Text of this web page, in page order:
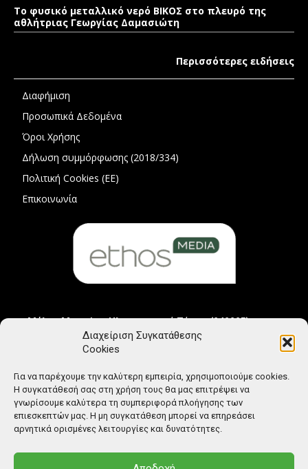
Διαχείριση Συγκατάθεσης
Cookies
Για να παρέχουμε την καλύτερη εμπειρία, χρησιμοποιούμε cookies.
Η συγκατάθεσή σας στη χρήση τους θα μας επιτρέψει να
γνωρίσουμε καλύτερα τη συμπεριφορά πλοήγησης των
επιεσκεπτών μας. Η μη συγκατάθεση μπορεί να επηρεάσει
αρνητικά ορισμένες λειτουργίες και δυνατότητες.
Το φυσικό μεταλλικό νερό ΒΙΚΟΣ στο πλευρό της
αθλήτριας Γεωργίας Δαμασιώτη
Περισσότερες ειδήσεις
Διαφήμιση
Προσωπικά Δεδομένα
Όροι Χρήσης
Δήλωση συμμόρφωσης (2018/334)
Πολιτική Cookies (ΕΕ)
Επικοινωνία
Μέλος Μητρώου Ηλεκτρονικού Τύπου (242225)